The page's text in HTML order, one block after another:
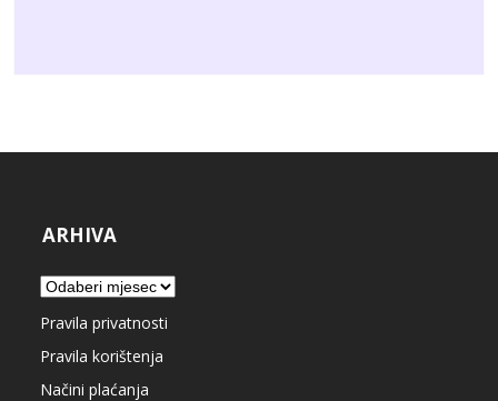
ARHIVA
Arhiva
Pravila privatnosti
Pravila korištenja
Načini plaćanja